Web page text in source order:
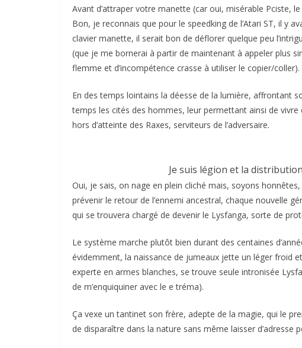
Avant d’attraper votre manette (car oui, misérable Pciste,
Bon, je reconnais que pour le speedking de l’Atari ST, il y
clavier manette, il serait bon de déflorer quelque peu
(que je me bornerai à partir de maintenant à appeler plus
flemme et d’incompétence crasse à utiliser le copier/coller).
En des temps lointains la déesse de la lumière, affrontant
temps les cités des hommes, leur permettant ainsi de vivre
hors d’atteinte des Raxes, serviteurs de l’adversaire.
Je suis légion et la
Oui, je sais, on nage en plein cliché mais, soyons
prévenir le retour de l’ennemi ancestral, chaque nouvelle
qui se trouvera chargé de devenir le Lysfanga, sorte de
Le système marche plutôt bien durant des centaines
évidemment, la naissance de jumeaux jette un léger froid
experte en armes blanches, se trouve seule intronisée
de m’enquiquiner avec le e tréma).
Ça vexe un tantinet son frère, adepte de la magie, qui le
de disparaître dans la nature sans même laisser d’adresse